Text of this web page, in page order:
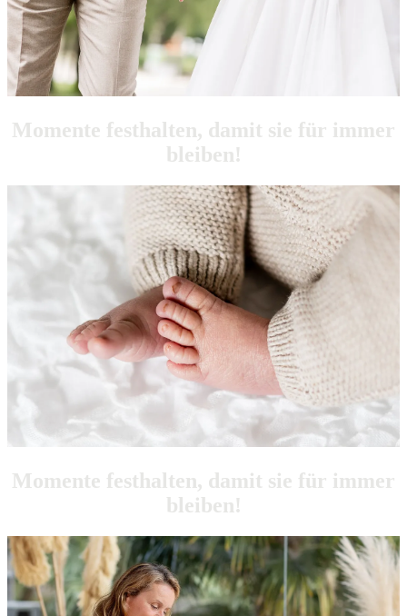
Momente festhalten, damit sie für immer
bleiben!
Momente festhalten, damit sie für immer
bleiben!